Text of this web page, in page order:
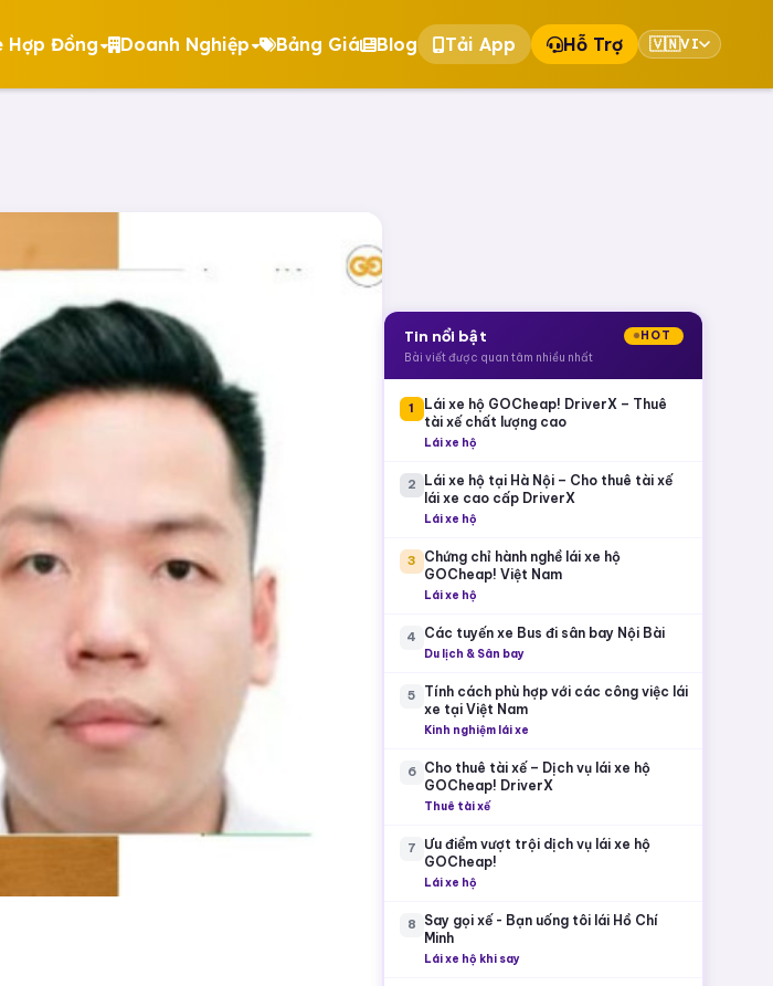
Hợp Đồng Doanh Nghiệp Bảng Giá Blog Tải App Hỗ Trợ 🇻🇳VI
Tin nổi bật
HOT
Bài viết được quan tâm nhiều nhất
1
Lái xe hộ GOCheap! DriverX – Thuê
tài xế chất lượng cao
Lái xe hộ
2 Lái xe hộ tại Hà Nội – Cho thuê tài xế
lái xe cao cấp DriverX
Lái xe hộ
3 Chứng chỉ hành nghề lái xe hộ
GOCheap! Việt Nam
Lái xe hộ
4 Các tuyến xe Bus đi sân bay Nội Bài
Du lịch & Sân bay
5
Tính cách phù hợp với các công việc lái
xe tại Việt Nam
Kinh nghiệm lái xe
6
Cho thuê tài xế – Dịch vụ lái xe hộ
GOCheap! DriverX
Thuê tài xế
7
Ưu điểm vượt trội dịch vụ lái xe hộ
GOCheap!
Lái xe hộ
8
Say gọi xế - Bạn uống tôi lái Hồ Chí
Minh
Lái xe hộ khi say